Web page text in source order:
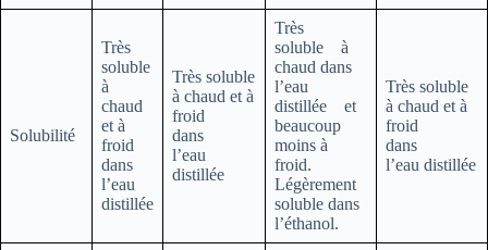
Solubilité
Très
soluble
à
chaud
et à
froid
dans
l’eau
distillée
Très soluble
à chaud et à
froid
dans
l’eau
distillée
Très
soluble à
chaud dans
l’eau
distillée et
beaucoup
moins à
froid.
Légèrement
soluble dans
l’éthanol.
Très soluble
à chaud et à
froid
dans
l’eau distillée